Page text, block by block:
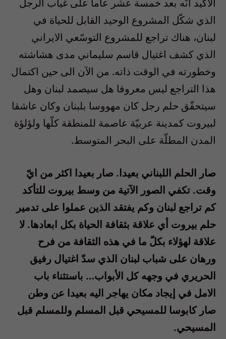
الأكيد انّه بعد خمسة عشر عاما على غياب الرجل
الذي شكّل المشروع الوحيد القابل للحياة في
لبنان، هناك تراجع للمشروع التوسّعي الايراني
الذي كشف اغتيال قاسم سليماني مدى هشاشته
وخطورته في الوقت ذاته. من الآن الى حين اكتمال
هذا التراجع ليس معروفا هل سيصمد لبنان وهل
سيتحقّق حلم رجل كان مهووسا بلبنان وكان عاشقا
لبيروت كمدينة عربيّة عاصمة للمنطقة كلّها ولؤلؤة
المدن المطلّة على البحر المتوسط.
صار الحلم اللبناني بعيدا. صار بعيدا اكثر من ايّ
وقت. تكفي الصور الآتية من وسط بيروت للتأكد
كم تراجع لبنان وكم يفتقد الذين عملوا على تدمير
حلم بيروت أي علاقة بثقافة الحياة بكل ابعادها. لا
علاقة لهؤلاء بكلّ ما في هذه الثقافة من فرح
ورهان على شباب لبنان الذي سدّ اغتيال رفيق
الحريري في وجهه كل الأبواب… باستثناء باب
الامل في إيجاد مكان يهاجر اليه بعيدا عن وطن
صار كابوسا للمسيحي قبل المسلم وللمسلم قبل
المسيحي.